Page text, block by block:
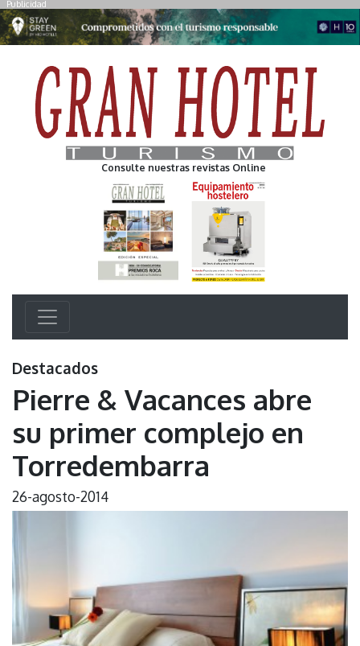
Publicidad
Consulte nuestras revistas Online
Destacados
Pierre & Vacances abre
su primer complejo en
Torredembarra
26-agosto-2014